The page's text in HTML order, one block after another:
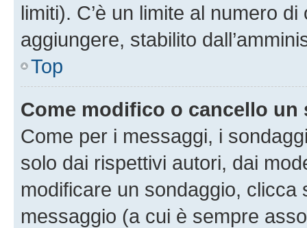
limiti). C’è un limite al numero
aggiungere, stabilito
Top
Come modifico o cancello un
Come per i messaggi, i
solo dai rispettivi autori, dai
modificare un sondaggio,
messaggio (a cui è sempre